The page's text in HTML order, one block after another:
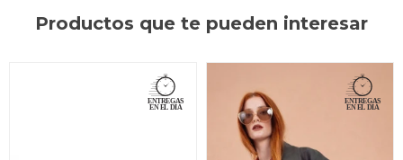
Productos que te pueden interesar